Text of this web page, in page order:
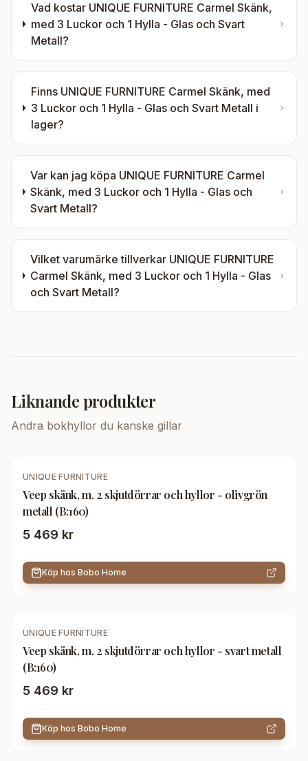
Vad kostar UNIQUE FURNITURE Carmel Skänk,
med 3 Luckor och 1 Hylla - Glas och Svart
Metall?
Finns UNIQUE FURNITURE Carmel Skänk, med
3 Luckor och 1 Hylla - Glas och Svart Metall i
lager?
Var kan jag köpa UNIQUE FURNITURE Carmel
Skänk, med 3 Luckor och 1 Hylla - Glas och
Svart Metall?
Vilket varumärke tillverkar UNIQUE FURNITURE
Carmel Skänk, med 3 Luckor och 1 Hylla - Glas
och Svart Metall?
Liknande produkter
Andra bokhyllor du kanske gillar
UNIQUE FURNITURE
Veep skänk, m. 2 skjutdörrar och hyllor - olivgrön
metall (B:160)
5 469 kr
Köp hos Bobo Home
UNIQUE FURNITURE
Veep skänk, m. 2 skjutdörrar och hyllor - svart metall
(B:160)
5 469 kr
Köp hos Bobo Home